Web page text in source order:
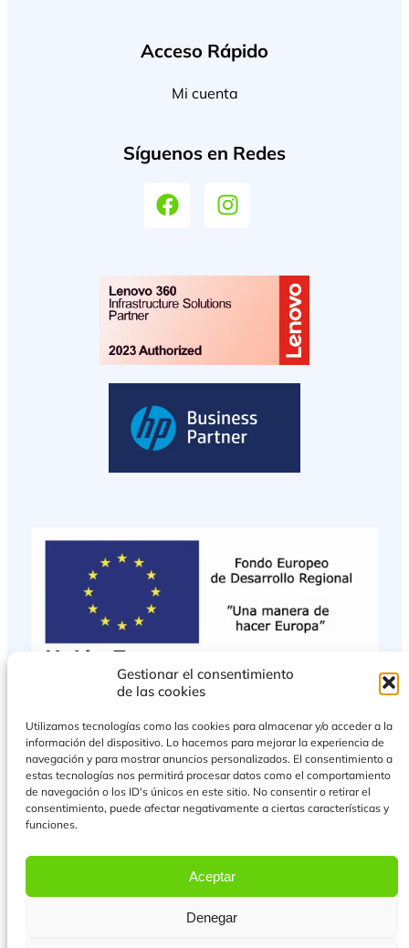
Gestionar el consentimiento
de las cookies
Utilizamos tecnologías como las cookies para almacenar y/o acceder a la
información del dispositivo. Lo hacemos para mejorar la experiencia de
navegación y para mostrar anuncios personalizados. El consentimiento a
estas tecnologías nos permitirá procesar datos como el comportamiento
de navegación o los ID's únicos en este sitio. No consentir o retirar el
consentimiento, puede afectar negativamente a ciertas características y
funciones.
Aceptar
Denegar
Acceso Rápido
Mi cuenta
Síguenos en Redes
PROYECTO COFINANCIADO POR EL FONDO EUROPEO DE DESARROLLO
Más Información
© 2026 Todos los derechos reservados.